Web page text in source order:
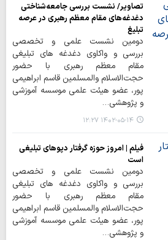
تصاویر/ نشست بررسی جامعه‌شناختی
دغدغه‌های مقام معظم رهبری در عرصه
تبلیغ
دومین نشست علمی و تخصصی
بررسی و واکاوی دغدغه های تبلیغی
مقام معظم رهبری با حضور
حجت‌الاسلام والمسلمین قاسم ابراهیمی
پور، عضو هیئت علمی موسسه آموزشی
و پژوهشی…
۱۴۰۲-۰۵-۱۴ ۱۲:۲۷
فیلم | امروز حوزه گرفتار دپوهای تبلیغی
است
دومین نشست علمی و تخصصی
بررسی و واکاوی دغدغه های تبلیغی
مقام معظم رهبری با حضور
حجت‌الاسلام والمسلمین قاسم ابراهیمی
پور، عضو هیئت علمی موسسه آموزشی
و پژوهشی…